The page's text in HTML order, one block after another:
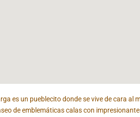
es un pueblecito donde se vive de cara al
de emblemáticas calas con